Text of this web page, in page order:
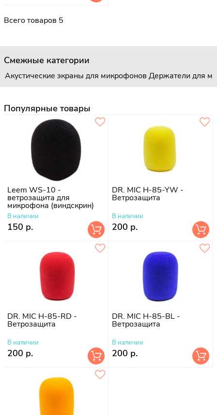
Всего товаров 5
Смежные категории
Акустические экраны для микрофонов Держатели для
Популярные товары
Leem WS-10 -
ветрозащита для
микрофона (виндскрин)
В наличии
150 р.
DR. MIC H-85-YW -
Ветрозащита
В наличии
200 р.
DR. MIC H-85-RD -
Ветрозащита
В наличии
200 р.
DR. MIC H-85-BL -
Ветрозащита
В наличии
200 р.